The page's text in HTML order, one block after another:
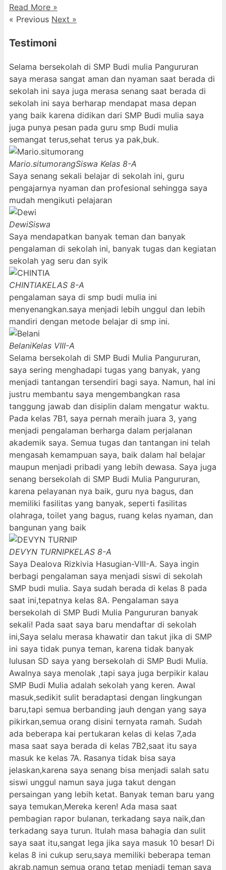
Read More »
« Previous Next »
Testimoni
Selama bersekolah di SMP Budi mulia Pangururan
saya merasa sangat aman dan nyaman saat berada di
sekolah ini saya juga merasa senang saat berada di
sekolah ini saya berharap mendapat masa depan
yang baik karena didikan dari SMP Budi mulia saya
juga punya pesan pada guru smp Budi mulia
semangat terus,sehat terus ya pak,buk.
Mario.situmorangSiswa Kelas 8-A
Saya senang sekali belajar di sekolah ini, guru
pengajarnya nyaman dan profesional sehingga saya
mudah mengikuti pelajaran
DewiSiswa
Saya mendapatkan banyak teman dan banyak
pengalaman di sekolah ini, banyak tugas dan kegiatan
sekolah yag seru dan syik
CHINTIAKELAS 8-A
pengalaman saya di smp budi mulia ini
menyenangkan.saya menjadi lebih unggul dan lebih
mandiri dengan metode belajar di smp ini.
BelaniKelas VIII-A
Selama bersekolah di SMP Budi Mulia Pangururan,
saya sering menghadapi tugas yang banyak, yang
menjadi tantangan tersendiri bagi saya. Namun, hal ini
justru membantu saya mengembangkan rasa
tanggung jawab dan disiplin dalam mengatur waktu.
Pada kelas 7B1, saya pernah meraih juara 3, yang
menjadi pengalaman berharga dalam perjalanan
akademik saya. Semua tugas dan tantangan ini telah
mengasah kemampuan saya, baik dalam hal belajar
maupun menjadi pribadi yang lebih dewasa. Saya juga
senang bersekolah di SMP Budi Mulia Pangururan,
karena pelayanan nya baik, guru nya bagus, dan
memiliki fasilitas yang banyak, seperti fasilitas
olahraga, toilet yang bagus, ruang kelas nyaman, dan
bangunan yang baik
DEVYN TURNIPKELAS 8-A
Saya Dealova Rizkivia Hasugian-VIII-A. Saya ingin
berbagi pengalaman saya menjadi siswi di sekolah
SMP budi mulia. Saya sudah berada di kelas 8 pada
saat ini,tepatnya kelas 8A. Pengalaman saya
bersekolah di SMP Budi Mulia Pangururan banyak
sekali! Pada saat saya baru mendaftar di sekolah
ini,Saya selalu merasa khawatir dan takut jika di SMP
ini saya tidak punya teman, karena tidak banyak
lulusan SD saya yang bersekolah di SMP Budi Mulia.
Awalnya saya menolak ,tapi saya juga berpikir kalau
SMP Budi Mulia adalah sekolah yang keren. Awal
masuk,sedikit sulit beradaptasi dengan lingkungan
baru,tapi semua berbanding jauh dengan yang saya
pikirkan,semua orang disini ternyata ramah. Sudah
ada beberapa kai pertukaran kelas di kelas 7,ada
masa saat saya berada di kelas 7B2,saat itu saya
masuk ke kelas 7A. Rasanya tidak bisa saya
jelaskan,karena saya senang bisa menjadi salah satu
siswi unggul namun saya juga takut dengan
persaingan yang lebih ketat. Banyak teman baru yang
saya temukan,Mereka keren! Ada masa saat
pembagian rapor bulanan, terkadang saya naik,dan
terkadang saya turun. Itulah masa bahagia dan sulit
saya saat itu,sangat lega jika saya masuk 10 besar! Di
kelas 8 ini cukup seru,saya memiliki beberapa teman
akrab,namun semua orang tetap menjadi teman saya